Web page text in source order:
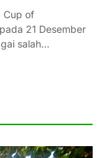
Cup of
21 Desember
salah…